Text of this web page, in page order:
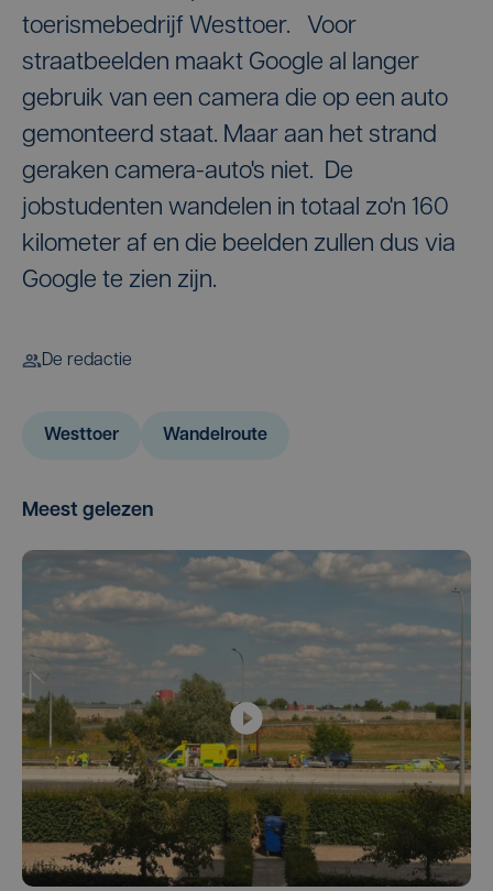
toerismebedrijf Westtoer. Voor
straatbeelden maakt Google al langer
gebruik van een camera die op een auto
gemonteerd staat. Maar aan het strand
geraken camera-auto's niet. De
jobstudenten wandelen in totaal zo'n 160
kilometer af en die beelden zullen dus via
Google te zien zijn.
De redactie
Westtoer Wandelroute
Meest gelezen